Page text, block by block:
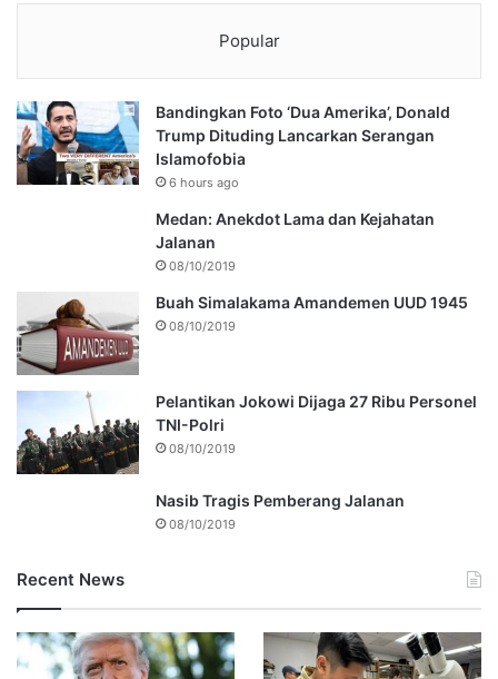
Popular
Bandingkan Foto ‘Dua Amerika’, Donald
Trump Dituding Lancarkan Serangan
Islamofobia
6 hours ago
Medan: Anekdot Lama dan Kejahatan
Jalanan
08/10/2019
Buah Simalakama Amandemen UUD 1945
08/10/2019
Pelantikan Jokowi Dijaga 27 Ribu Personel
TNI-Polri
08/10/2019
Nasib Tragis Pemberang Jalanan
08/10/2019
Recent News